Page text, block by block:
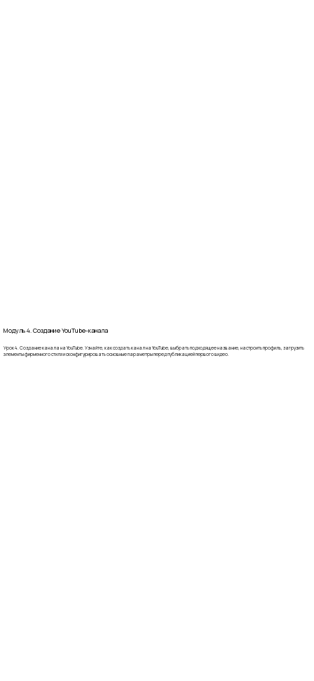
Модуль 4. Создание YouTube-канала
Урок 4. Создание канала на YouTube. Узнайте, как создать канал на YouTube, выбрать подходящее название, настроить профиль, загрузить
элементы фирменного стиля и сконфигурировать основные параметры перед публикацией первого видео.